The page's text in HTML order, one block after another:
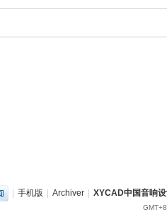
| 手机版 | Archiver | XYCAD中国音响